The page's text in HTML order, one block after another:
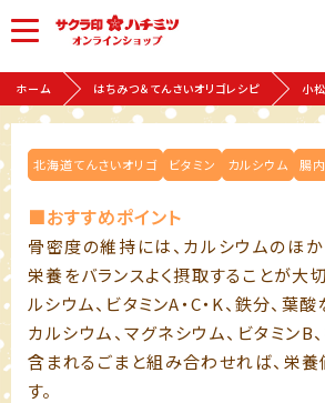
ホーム はちみつ＆てんさいオリゴレシピ 小
北海道てんさいオリゴ ビタミン カルシウム 腸
■おすすめポイント
骨密度の維持には、カルシウムのほか
栄養をバランスよく摂取することが大
ルシウム、ビタミンA・C・K、鉄分、葉
カルシウム、マグネシウム、ビタミン
含まれるごまと組み合わせれば、栄養
す。